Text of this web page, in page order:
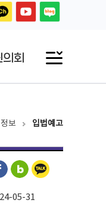
회
보 입법예고
05-31